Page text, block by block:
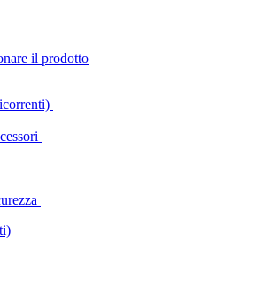
il prodotto